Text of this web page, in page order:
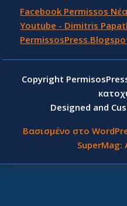
Facebook Permissos
Youtube - Dimitris
Copyright
Designed and
Βασισμένο στο
SuperMag: